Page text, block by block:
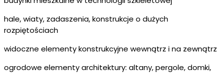
hale, wiaty, zadaszenia, konstrukcje o dużych
rozpiętościach
widoczne elementy konstrukcyjne wewnątrz i na zewnątrz
ogrodowe elementy architektury: altany, pergole, domki,